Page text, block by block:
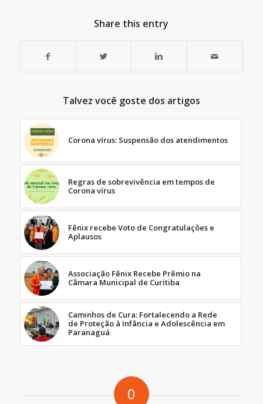
Share this entry
Talvez você goste dos artigos
Corona vírus: Suspensão dos atendimentos
Regras de sobrevivência em tempos de
Corona vírus
Fênix recebe Voto de Congratulações e
Aplausos
Associação Fênix Recebe Prêmio na
Câmara Municipal de Curitiba
Caminhos de Cura: Fortalecendo a Rede
de Proteção à Infância e Adolescência em
Paranaguá
0